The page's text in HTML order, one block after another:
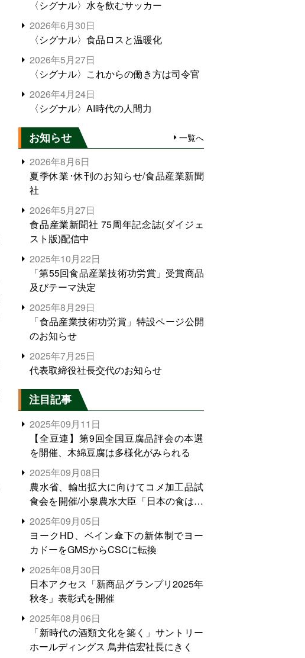
〈シグナル〉水を飲むサッカー
2026年6月30日
〈シグナル〉食品ロスと温暖化
2026年5月27日
〈シグナル〉これからの働き方は司令官
2026年4月24日
〈シグナル〉AI時代の人間力
お知らせ 一覧へ
2026年8月6日
夏季休業･休刊のお知らせ/食品産業新聞
社
2026年5月27日
食品産業新聞社 75周年記念誌(ダイジェ
スト版)配信中
2025年10月22日
「第55回食品産業技術功労賞」受賞商品
及びテーマ決定
2025年8月29日
「食品産業技術功労賞」特設ページ公開
のお知らせ
2025年7月25日
代表取締役社長交代のお知らせ
注目記事
2025年09月11日
【全豆連】第9回全国豆腐品評会の本選
を開催、木綿豆腐は多様化がみられる
2025年09月08日
農水省、輸出拡大に向けてコメ加工品試
食会を開催/小泉農水大臣「日本の食は世
界でトップをとれる。米増産に向けて、
米輸出需要の拡大を」
2025年09月05日
ヨークHD、ベイン傘下の新体制でヨー
カドーをGMSからCSCに転換
2025年08月30日
日本アクセス「新商品グランプリ2025年
秋冬」表彰式を開催
2025年08月06日
「新時代の酒類文化を築く」サントリー
ホールディングス 鳥井信宏社長にきく